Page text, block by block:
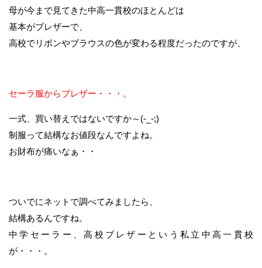
母が今まで見てきた中高一貫校のほとんどは
基本がブレザーで、
高校でリボンやブラウスの色が変わる程度だったのですが、
セーラ服からブレザー・・・。
一式、買い替えではないですか～(-_-;)
制服って結構なお値段なんですよね。
お財布が痛いなぁ・・
ついでにネットで調べてみましたら、
結構あるんですね。
中学セーラー、高校ブレザーという私立中高一貫校
が・・・。